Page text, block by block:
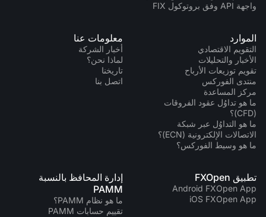
واجهة API وفق بروتوكول FIX
الموارد
التقويم الاقتصادي
الأخبار والتحليلات
تقويم توزيعات الأرباح
منتدى الفوركس
مركز المساعدة
ما هو تداوُل عقود الفروقات
(CFD)؟
ما هو التداوُل عبر شبكة
الاتصالات الإلكترونية (ECN)؟
ما هو وسيط الفوركس؟
معلومات عنا
أخبار الشركة
لماذا نحن؟
تاريخنا
اتصل بنا
تطبيق FXOpen
Android FXOpen App
iOS FXOpen App
إدارة المحافظ بالنسبة
PAMM
ما هو نظام PAMM؟
تقييم حسابات PAMM